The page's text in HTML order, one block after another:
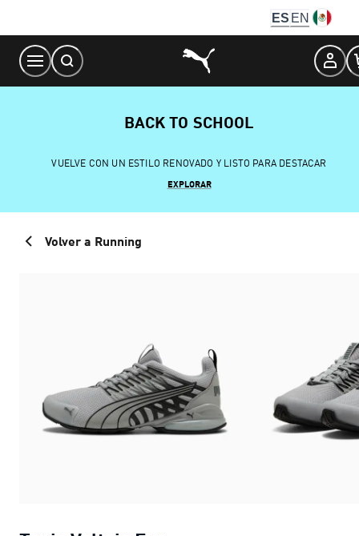
Content
ES EN
BACK TO SCHOOL
VUELVE CON UN ESTILO RENOVADO Y LISTO PARA DESTACAR
EXPLORAR
Volver a Running